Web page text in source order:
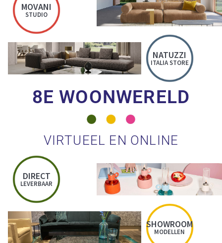
MOVANI
STUDIO
NATUZZI
ITALIA STORE
8E WOONWERELD
VIRTUEEL EN ONLINE
DIRECT
LEVERBAAR
SHOWROOM
MODELLEN